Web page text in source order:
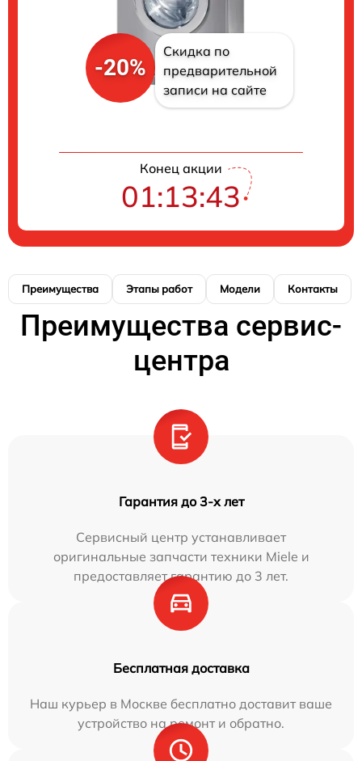
-20%
Скидка по
предварительной
записи на сайте
Конец акции
01:13:42
Преимущества Этапы работ Модели Контакты
Преимущества сервис-
центра
Гарантия до 3-х лет
Сервисный центр устанавливает
оригинальные запчасти техники Miele и
предоставляет гарантию до 3 лет.
Бесплатная доставка
Наш курьер в Москве бесплатно доставит ваше
устройство на ремонт и обратно.